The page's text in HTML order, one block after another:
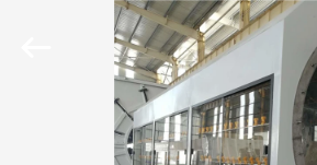
MAISON